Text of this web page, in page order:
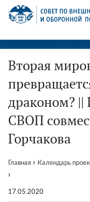
Перейти
СВОП
Вторая
драконом? ||
СВОП
Горчакова
Главная › Календарь
›
17.05.2020